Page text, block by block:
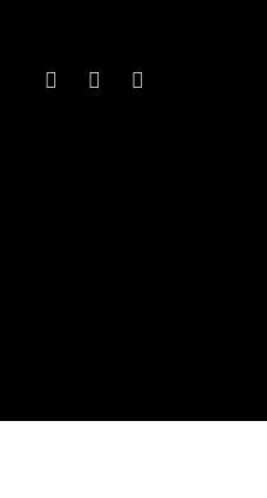
twitterlinkedin
email